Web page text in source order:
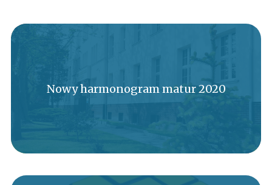
Nowy harmonogram matur 2020